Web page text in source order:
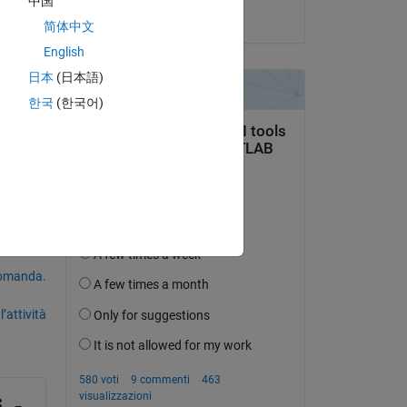
简体中文
English
日本 (日本語)
한국 (한국어)